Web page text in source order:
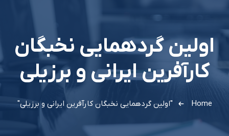
اولین گردهمایی نخبگان
کارآفرین ایرانی و برزیلی
Home "اولین گردهمایی نخبگان کارآفرین ایرانی و برزیلی"